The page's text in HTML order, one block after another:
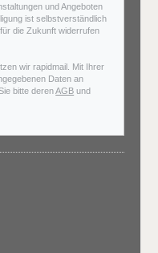
und Angeboten
ist selbstverständlich
die Zukunft widerrufen
wir rapidmail. Mit Ihrer
Daten an
bitte derenAGB und